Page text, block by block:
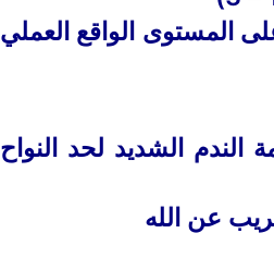
المستوى الواقع العملي
الشديد لحد النواح